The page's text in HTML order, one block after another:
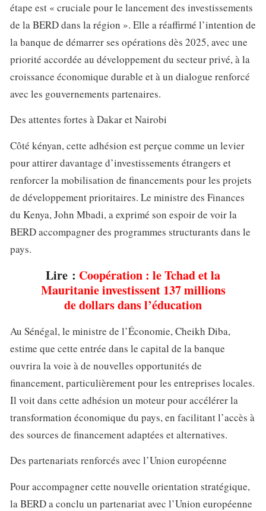
étape est « cruciale pour le lancement des investissements
de la BERD dans la région ». Elle a réaffirmé l’intention de
la banque de démarrer ses opérations dès 2025, avec une
priorité accordée au développement du secteur privé, à la
croissance économique durable et à un dialogue renforcé
avec les gouvernements partenaires.
Des attentes fortes à Dakar et Nairobi
Côté kényan, cette adhésion est perçue comme un levier
pour attirer davantage d’investissements étrangers et
renforcer la mobilisation de financements pour les projets
de développement prioritaires. Le ministre des Finances
du Kenya, John Mbadi, a exprimé son espoir de voir la
BERD accompagner des programmes structurants dans le
pays.
Lire : Coopération : le Tchad et la
Mauritanie investissent 137 millions
de dollars dans l’éducation
Au Sénégal, le ministre de l’Économie, Cheikh Diba,
estime que cette entrée dans le capital de la banque
ouvrira la voie à de nouvelles opportunités de
financement, particulièrement pour les entreprises locales.
Il voit dans cette adhésion un moteur pour accélérer la
transformation économique du pays, en facilitant l’accès à
des sources de financement adaptées et alternatives.
Des partenariats renforcés avec l’Union européenne
Pour accompagner cette nouvelle orientation stratégique,
la BERD a conclu un partenariat avec l’Union européenne